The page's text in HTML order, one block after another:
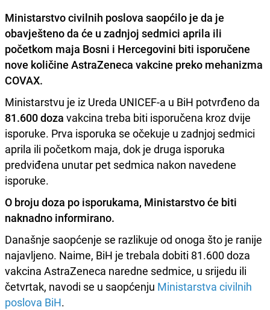
Ministarstvo civilnih poslova saopćilo je da je
obavješteno da će u zadnjoj sedmici aprila ili
početkom maja Bosni i Hercegovini biti isporučene
nove količine AstraZeneca vakcine preko mehanizma
COVAX.
Ministarstvu je iz Ureda UNICEF-a u BiH potvrđeno da
81.600 doza vakcina treba biti isporučena kroz dvije
isporuke. Prva isporuka se očekuje u zadnjoj sedmici
aprila ili početkom maja, dok je druga isporuka
predviđena unutar pet sedmica nakon navedene
isporuke.
O broju doza po isporukama, Ministarstvo će biti
naknadno informirano.
Današnje saopćenje se razlikuje od onoga što je ranije
najavljeno. Naime, BiH je trebala dobiti 81.600 doza
vakcina AstraZeneca naredne sedmice, u srijedu ili
četvrtak, navodi se u saopćenju Ministarstva civilnih
poslova BiH.